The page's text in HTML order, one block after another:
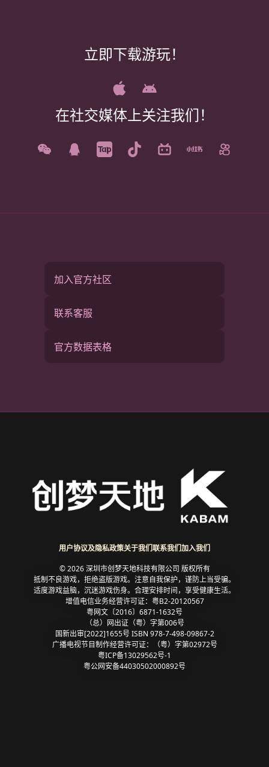
立即下载游玩！
在社交媒体上关注我们！
加入官方社区
联系客服
官方数据表格
用户协议及隐私政策关于我们联系我们加入我们
© 2026 深圳市创梦天地科技有限公司 版权所有
抵制不良游戏，拒绝盗版游戏。注意自我保护，谨防上当受骗。
适度游戏益脑，沉迷游戏伤身。合理安排时间，享受健康生活。
增值电信业务经营许可证：粤B2-20120567
粤网文〔2016〕6871-1632号
（总）网出证（粤）字第006号
国新出审[2022]1655号 ISBN 978-7-498-09867-2
广播电视节目制作经营许可证：（粤）字第02972号
粤ICP备13029562号-1
粤公网安备44030502000892号